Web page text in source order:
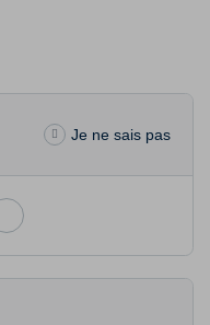
Je ne sais pas